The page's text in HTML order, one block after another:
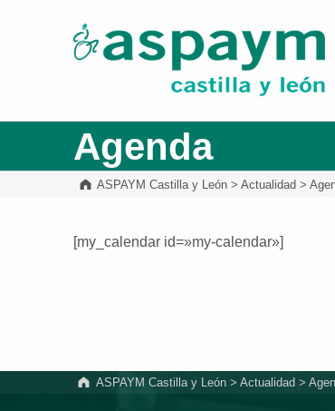
ASPAYM Castilla y León
Agenda
ASPAYM Castilla y León >Actualidad >
[my_calendar id=»my-calendar»]
ASPAYM Castilla y León> Actualidad >